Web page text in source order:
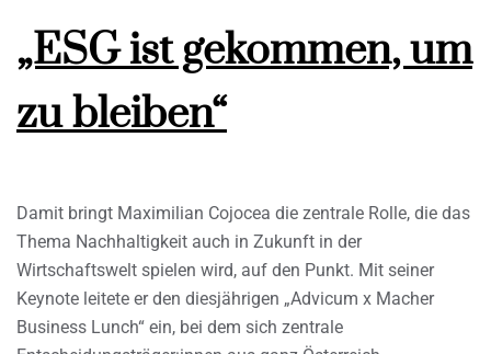
„ESG ist gekommen, um
zu bleiben“
Damit bringt Maximilian Cojocea die zentrale Rolle, die das
Thema Nachhaltigkeit auch in Zukunft in der
Wirtschaftswelt spielen wird, auf den Punkt. Mit seiner
Keynote leitete er den diesjährigen „Advicum x Macher
Business Lunch“ ein, bei dem sich zentrale